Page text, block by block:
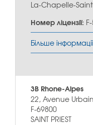
La-Chapelle-
Номер ліцензії:
Більше інформації
3B Rhone-Alpes
22, Avenue
F-69800
SAINT PRIEST